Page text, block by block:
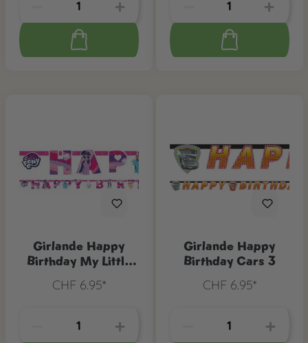
Girlande Happy
Birthday My Little
CHF 6.95*
Girlande Happy
Birthday Cars 3
CHF 6.95*